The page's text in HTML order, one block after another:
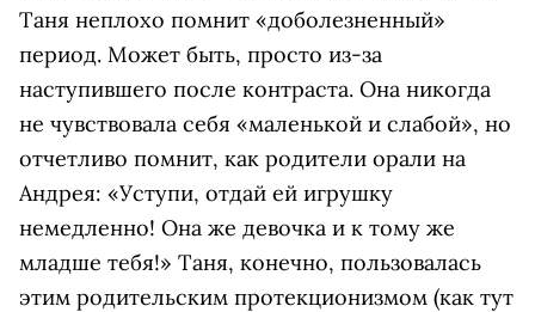
Таня неплохо помнит «доболезненный»
период. Может быть, просто из-за
наступившего после контраста. Она никогда
не чувствовала себя «маленькой и слабой», но
отчетливо помнит, как родители орали на
Андрея: «Уступи, отдай ей игрушку
немедленно! Она же девочка и к тому же
младше тебя!» Таня, конечно, пользовалась
этим родительским протекционизмом (как тут